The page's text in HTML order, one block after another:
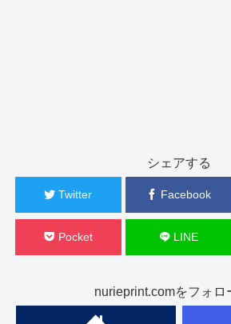
シェアする
Twitter Facebook
Pocket LINE
nurieprint.comをフォロ